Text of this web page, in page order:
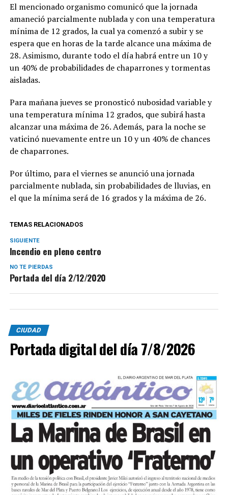
El mencionado organismo comunicó que la jornada
amaneció parcialmente nublada y con una temperatura
mínima de 12 grados, la cual ya comenzó a subir y se
espera que en horas de la tarde alcance una máxima de
28. Asimismo, durante todo el día habrá entre un 10 y
un 40% de probabilidades de chaparrones y tormentas
aisladas.
Para mañana jueves se pronosticó nubosidad variable y
una temperatura mínima 12 grados, que subirá hasta
alcanzar una máxima de 26. Además, para la noche se
vaticinó nuevamente entre un 10 y un 40% de chances
de chaparrones.
Por último, para el viernes se anunció una jornada
parcialmente nublada, sin probabilidades de lluvias, en
el que la mínima será de 16 grados y la máxima de 26.
TEMAS RELACIONADOS
SIGUIENTE
Incendio en pleno centro
NO TE PIERDAS
Portada del día 2/12/2020
CIUDAD
Portada digital del día 7/8/2026